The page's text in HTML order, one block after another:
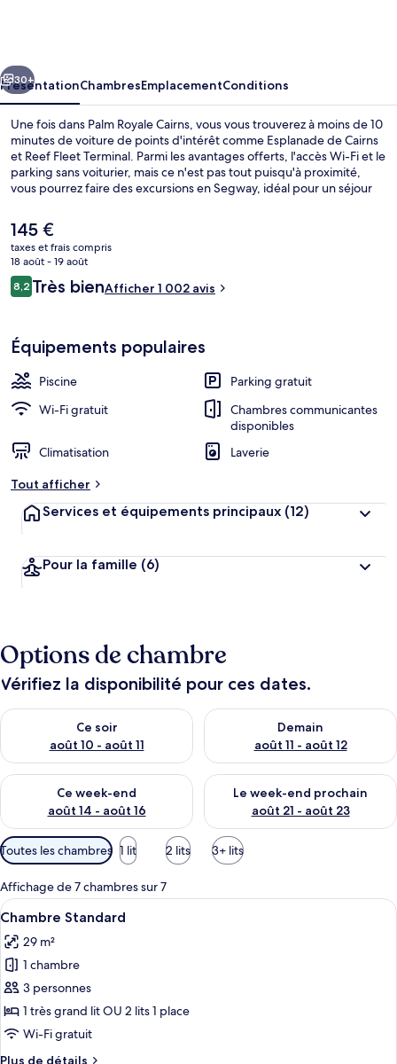
Suivant
30+
PrésentationChambresEmplacementConditions
Une fois dans Palm Royale Cairns, vous vous trouverez à moins de 10
minutes de voiture de points d'intérêt comme Esplanade de Cairns
et Reef Fleet Terminal. Parmi les avantages offerts, l'accès Wi-Fi et le
parking sans voiturier, mais ce n'est pas tout puisqu'à proximité,
vous pourrez faire des excursions en Segway, idéal pour un séjour
2 piscines extérieures, une piscine pour enfants et une terrasse. Les
autres voyageurs ne tarissent pas d'éloges en ce qui concerne la
piscine rafraîchissante et le personnel attentionné.
Le
prix
actuel
est
de
145 €
taxes et frais compris
18 août - 19 août
Avis
voyageurs
8,28,2 sur 10
Très bienAfficher 1 002 avis
Équipements populaires
Piscine
Parking gratuit
Wi-Fi gratuit
Chambres communicantes
disponibles
Climatisation
Laverie
Tout afficher
Services et équipements principaux (12)
Pour la famille (6)
Options de chambre
Vérifiez la disponibilité pour ces dates.
Ce soir
août 10 - août 11
Vérifier la disponibilité pour ce soir août 10 - août 11
Demain
août 11 - août 12
Vérifier la disponibilité pour
Ce week-end
août 14 - août 16
Vérifier la disponibilité pour ce week-end août 14 - août 16
Le week-end prochain
août 21 - août 23
Vérifier la disponibilité pour
Filtres
disponibles
pour
les
chambres
Toutes les chambres 1 lit 2 lits 3+ lits
Affichage de 7 chambres sur 7
Afficher
toutes
les
photos
pour
ce
type
Une chambre d’hôtel avec un
5
Chambre Standard
29 m²
1 chambre
3 personnes
1 très grand lit OU 2 lits 1 place
Wi-Fi gratuit
Plus de détails
Plus